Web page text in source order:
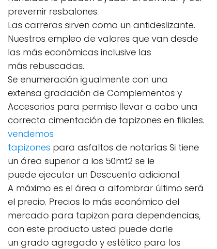
prevernir resbalones.
Las carreras sirven como un antideslizante.
Nuestros empleo de valores que van desde
las más económicas inclusive las
más rebuscadas.
Se enumeración igualmente con una
extensa gradación de Complementos y
Accesorios para permiso llevar a cabo una
correcta cimentación de tapizones en filiales.
vendemos
tapizones para asfaltos de notarías Si tiene
un área superior a los 50mt2 se le
puede ejecutar un Descuento adicional.
A máximo es el área a alfombrar último será
el precio. Precios lo más económico del
mercado para tapizon para dependencias,
con este producto usted puede darle
un grado agregado y estético para los